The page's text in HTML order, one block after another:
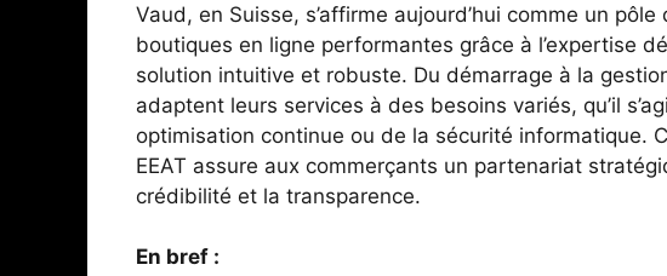
Vaud, en Suisse, s’affirme aujourd’hui comme un
boutiques en ligne performantes grâce à l’expertise
solution intuitive et robuste. Du démarrage à la
adaptent leurs services à des besoins variés, qu’il
optimisation continue ou de la sécurité informatique.
EEAT assure aux commerçants un partenariat
crédibilité et la transparence.
En bref :